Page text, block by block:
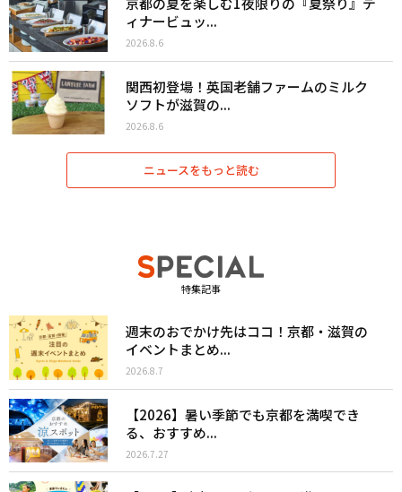
ィナービュッ...
2026.8.6
関西初登場！英国老舗ファームのミルク
ソフトが滋賀の...
2026.8.6
ニュースをもっと読む
特集記事
週末のおでかけ先はココ！京都・滋賀の
イベントまとめ...
2026.8.7
【2026】暑い季節でも京都を満喫でき
る、おすすめ...
2026.7.27